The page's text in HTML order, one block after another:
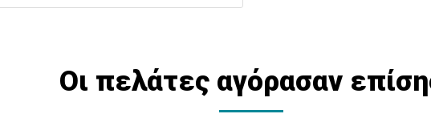
Οι πελάτες αγόρασαν